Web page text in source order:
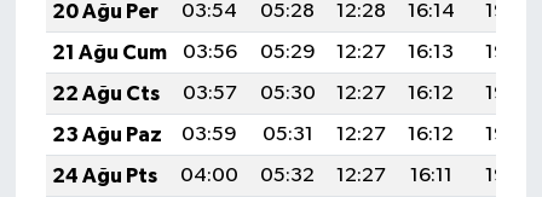
20 Ağu Per
03:54 05:28 12:28 16:14
19:18
21 Ağu Cum
03:56 05:29 12:27 16:13
19:16
22 Ağu Cts
03:57 05:30 12:27 16:12
19:15
23 Ağu Paz
03:59 05:31 12:27 16:12
19:13
24 Ağu Pts
04:00 05:32 12:27 16:11
19:12